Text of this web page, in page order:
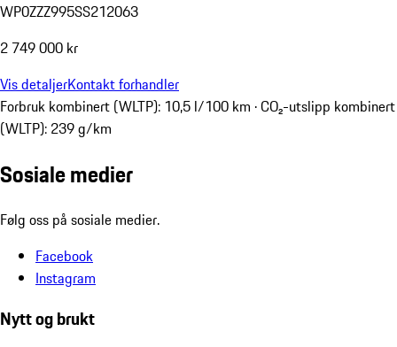
WP0ZZZ995SS212063
2 749 000 kr
Vis detaljerKontakt forhandler
Forbruk kombinert (WLTP): 10,5 l/100 km · CO₂-utslipp kombinert
(WLTP): 239 g/km
Sosiale medier
Følg oss på sosiale medier.
Facebook
Instagram
Nytt og brukt